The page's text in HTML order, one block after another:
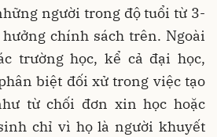
người trong độ tuổi từ 3-
chính sách trên. Ngoài
trường học, kể cả đại học,
biệt đối xử trong việc tạo
từ chối đơn xin học hoặc
chỉ vì họ là người khuyết